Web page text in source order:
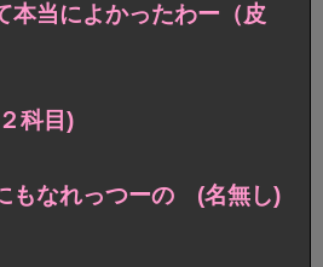
本当によかったわー（皮
科目)
もなれっつーの (名無し)